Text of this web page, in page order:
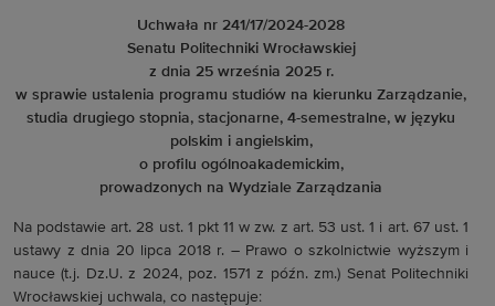
Uchwała nr 241/17/2024-2028
Senatu Politechniki Wrocławskiej
z dnia 25 września 2025 r.
w sprawie ustalenia programu studiów na kierunku Zarządzanie,
studia drugiego stopnia, stacjonarne, 4-semestralne, w języku
polskim i angielskim,
o profilu ogólnoakademickim,
prowadzonych na Wydziale Zarządzania
Na podstawie art. 28 ust. 1 pkt 11 w zw. z art. 53 ust. 1 i art. 67 ust. 1
ustawy z dnia 20 lipca 2018 r. – Prawo o szkolnictwie wyższym i
nauce (t.j. Dz.U. z 2024, poz. 1571 z późn. zm.) Senat Politechniki
Wrocławskiej uchwala, co następuje: